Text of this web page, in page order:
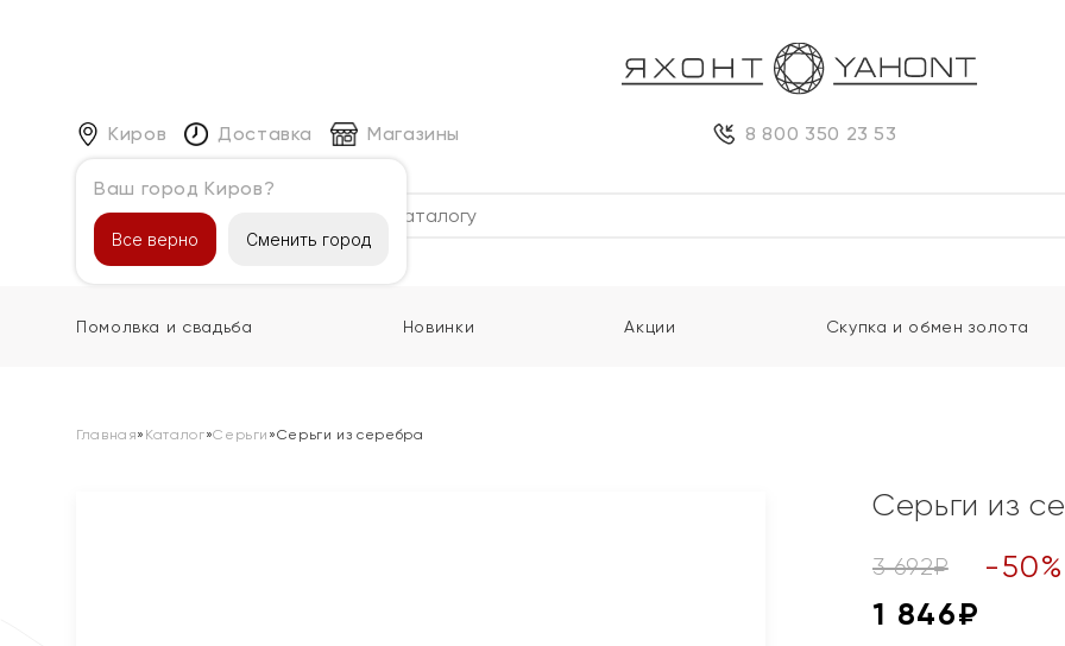
Киров
Ваш город Киров?
Все верно Сменить город
Доставка Магазины 8 800 350 23 53
Каталог
Помолвка и свадьба Новинки Акции Скупка и обмен золота
Главная» Каталог»Серьги »Серьги из серебра
Серьги из
3 692₽ -50%
1 846₽